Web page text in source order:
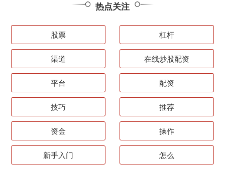
热点关注
股票 杠杆
渠道 在线炒股配资
平台 配资
技巧 推荐
资金 操作
新手入门 怎么